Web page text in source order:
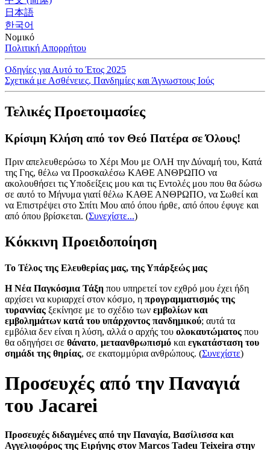
日本語
한국어
Νομικό
Πολιτική Απορρήτου
Οδηγίες για Αυτό το Έτος 2025
Σχετικά με Ασθένειες, Πανδημίες και Άγνωστους Ιούς
Τελικές Προετοιμασίες
Κρίσιμη Κλήση από τον Θεό Πατέρα σε Όλους!
Πριν απελευθερώσω το Χέρι Μου με ΟΛΗ την Δύναμή του, Κατά
της Γης, θέλω να Προσκαλέσω ΚΑΘΕ ΑΝΘΡΩΠΟ να
ακολουθήσει τις Υποδείξεις μου και τις Εντολές μου που θα δώσω
σε αυτό το Μήνυμα γιατί θέλω ΚΑΘΕ ΑΝΘΡΩΠΟ, να Σωθεί και
να Επιστρέψει στο Σπίτι Μου από όπου ήρθε, από όπου έφυγε και
από όπου βρίσκεται. (Συνεχίστε...)
Κόκκινη Προειδοποίηση
Το Τέλος της Ελευθερίας μας, της Υπάρξεώς μας
Η Νέα Παγκόσμια Τάξη που υπηρετεί τον εχθρό μου έχει ήδη
αρχίσει να κυριαρχεί στον κόσμο, η προγραμματισμός της
τυραννίας ξεκίνησε με το σχέδιο των εμβολίων και
εμβολημάτων κατά του υπάρχοντος πανδημικού; αυτά τα
εμβόλια δεν είναι η λύση, αλλά ο αρχής του ολοκαυτώματος που
θα οδηγήσει σε θάνατο, μεταανθρωπισμό και εγκατάσταση του
σημάδι της θηρίας, σε εκατομμύρια ανθρώπους. (Συνεχίστε)
Προσευχές από την Παναγιά
του Jacarei
Προσευχές διδαγμένες από την Παναγία, Βασίλισσα και
Αγγελιοφόρος της Ειρήνης στον Marcos Tadeu Teixeira στην